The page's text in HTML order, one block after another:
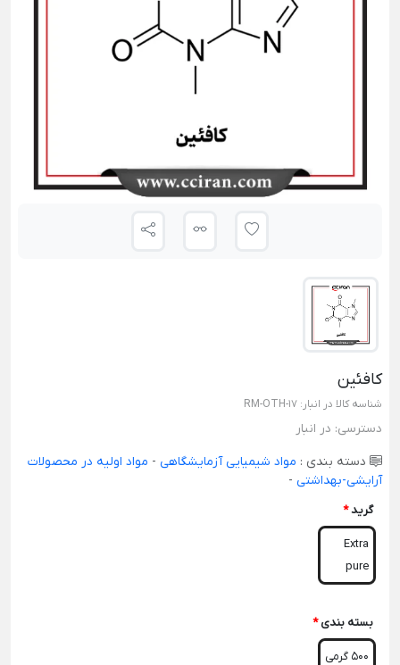
کافئین
شناسه کالا در انبار: RM-OTH-17
دسترسی: در انبار
دسته بندی : مواد شیمیایی آزمایشگاهی - مواد اولیه در محصولات
آرایشی-بهداشتی -
گرید*
Extra
pure
بسته بندی *
500 گرمی